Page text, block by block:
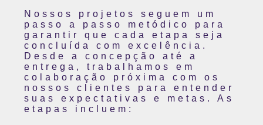
Nossos projetos seguem um
passo a passo metódico para
garantir que cada etapa seja
concluída com excelência.
Desde a concepção até a
entrega, trabalhamos em
colaboração próxima com os
nossos clientes para entender
suas expectativas e metas. As
etapas incluem: